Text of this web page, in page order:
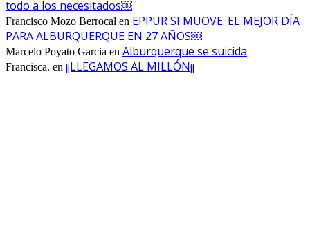
todo a los necesitados￼
Francisco Mozo Berrocal en EPPUR SI MUOVE. EL MEJOR DÍA
PARA ALBURQUERQUE EN 27 AÑOS￼
Marcelo Poyato Garcia en Alburquerque se suicida
Francisca. en ¡¡LLEGAMOS AL MILLÓN¡¡